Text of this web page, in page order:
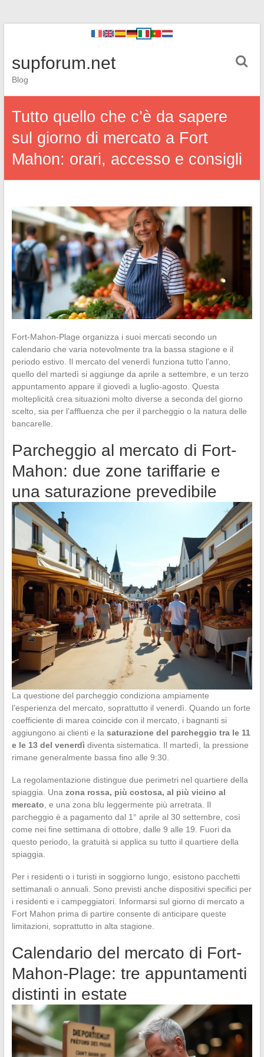
supforum.net
Blog
Tutto quello che c’è da sapere
sul giorno di mercato a Fort
Mahon: orari, accesso e consigli
Fort-Mahon-Plage organizza i suoi mercati secondo un
calendario che varia notevolmente tra la bassa stagione e il
periodo estivo. Il mercato del venerdì funziona tutto l’anno,
quello del martedì si aggiunge da aprile a settembre, e un terzo
appuntamento appare il giovedì a luglio-agosto. Questa
molteplicità crea situazioni molto diverse a seconda del giorno
scelto, sia per l’affluenza che per il parcheggio o la natura delle
bancarelle.
Parcheggio al mercato di Fort-
Mahon: due zone tariffarie e
una saturazione prevedibile
La questione del parcheggio condiziona ampiamente
l’esperienza del mercato, soprattutto il venerdì. Quando un forte
coefficiente di marea coincide con il mercato, i bagnanti si
aggiungono ai clienti e la saturazione del parcheggio tra le 11
e le 13 del venerdì diventa sistematica. Il martedì, la pressione
rimane generalmente bassa fino alle 9:30.
La regolamentazione distingue due perimetri nel quartiere della
spiaggia. Una zona rossa, più costosa, al più vicino al
mercato , e una zona blu leggermente più arretrata. Il
parcheggio è a pagamento dal 1° aprile al 30 settembre, così
come nei fine settimana di ottobre, dalle 9 alle 19. Fuori da
questo periodo, la gratuità si applica su tutto il quartiere della
spiaggia.
Per i residenti o i turisti in soggiorno lungo, esistono pacchetti
settimanali o annuali. Sono previsti anche dispositivi specifici per
i residenti e i campeggiatori. Informarsi sul giorno di mercato a
Fort Mahon prima di partire consente di anticipare queste
limitazioni, soprattutto in alta stagione.
Calendario del mercato di Fort-
Mahon-Plage: tre appuntamenti
distinti in estate